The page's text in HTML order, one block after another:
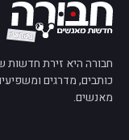
חבורה היא זירת חדשות
כותבים, מדרגים
מאנשים.